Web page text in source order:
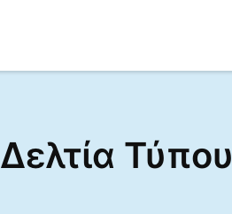
Δελτία Τύπου